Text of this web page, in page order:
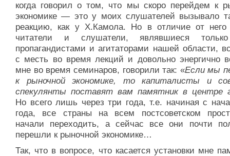
когда говорил о том, что мы скоро перейдем к
экономике — это у моих слушателей вызывало
реакцию, как у Х.Камола. Но в отличие от
читатели и слушатели, являвшиеся
пропагандистами и агитаторами нашей области,
с месть во время лекций и довольно энергично
мне во время семинаров, говорили так: «Если мы
к рыночной экономике, то капиталисты и
спекулянты поставят вам памятник в центре
Но всего лишь через три года, т.е. начиная с
года, все страны на всем постсоветском
начали переходить, а сейчас все они почти
перешли к рыночной экономике…
Так, что в вопросе, что касается установки мне